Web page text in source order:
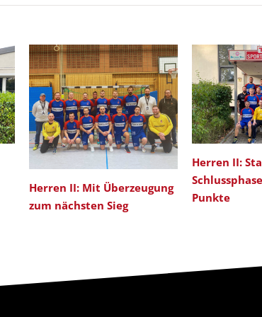
Herren II: Mit Überzeugung
zum nächsten Sieg
Herren II:
Punkte